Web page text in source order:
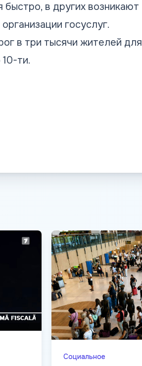
в других возникают
госуслуг.
в три тысячи жителей для
ти.
Социальное